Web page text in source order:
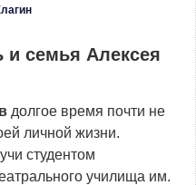
и семья Алексея
долгое время почти не
личной жизни.
студентом
училища им.